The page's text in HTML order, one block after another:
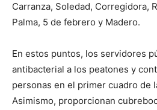
Carranza, Soledad, Corregidora,
Palma, 5 de febrero y Madero.
En estos puntos, los servidores
antibacterial a los peatones y
personas en el primer cuadro de
Asimismo, proporcionan